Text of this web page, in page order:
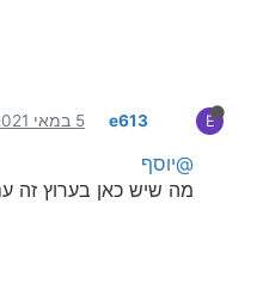
E
e613 5 במאי 2021, 11:57
@יוסף
מה שיש כאן בערוץ זה